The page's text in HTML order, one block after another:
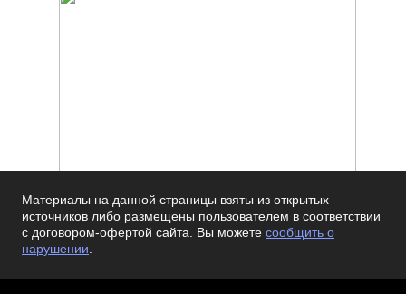
Материалы на данной страницы взяты из открытых
источников либо размещены пользователем в соответствии
с договором-офертой сайта. Вы можете сообщить о
нарушении.